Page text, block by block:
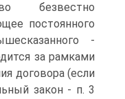
безвестно
постоянного
-
за рамками
договора (если
закон - п. 3